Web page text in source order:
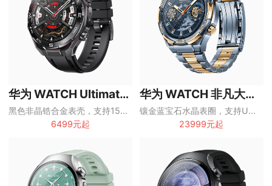
华为 WATCH Ultimate 2
黑色非晶锆合金表壳，支持150米潜水、双向北斗卫星消息和eSIM独立通话
6499元起
华为 WATCH 非凡大师蓝宝石黄金款
镶金蓝宝石水晶表圈，支持UWB、双向北斗卫星消息和100米潜水
23999元起